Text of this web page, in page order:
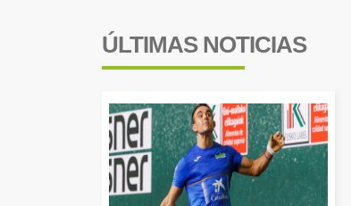
ÚLTIMAS NOTICIAS